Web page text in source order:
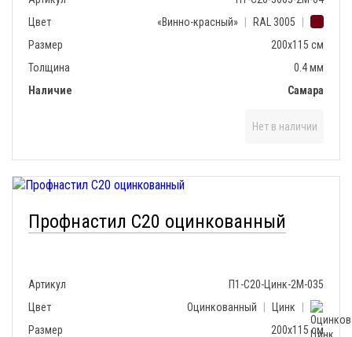
Цвет
«Винно-красный» RAL 3005
Размер
200х115 см
Толщина
0.4 мм
Наличие
Самара
Нет в наличии
Профнастил С20 оцинкованный
Артикул
П1-С20-Цинк-2М-035
Цвет
Оцинкованный Цинк
Размер
200х115 см